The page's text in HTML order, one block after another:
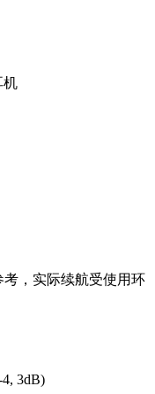
机
，实际续航受使用环
3dB)